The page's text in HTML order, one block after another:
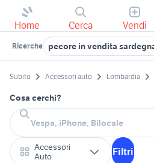
Home Cerca Vendi
Ricerche pecore in vendita
Subito Accessori auto Lombardia
Cosa cerchi?
Accessori
Auto
Filtri